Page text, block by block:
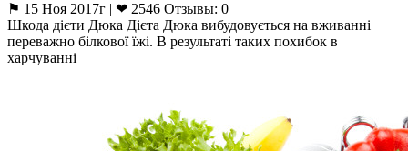
⚑ 15 Ноя 2017г | ❤ 2546 Отзывы: 0
Шкода дієти Дюка Дієта Дюка вибудовується на вживанні
переважно білкової їжі. В результаті таких похибок в
харчуванні